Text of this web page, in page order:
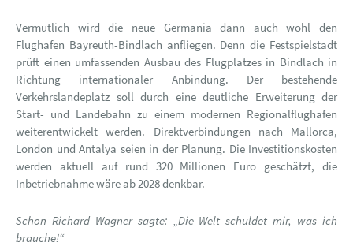
Vermutlich wird die neue Germania dann auch wohl den
Flughafen Bayreuth-Bindlach anfliegen. Denn die Festspielstadt
prüft einen umfassenden Ausbau des Flugplatzes in Bindlach in
Richtung internationaler Anbindung. Der bestehende
Verkehrslandeplatz soll durch eine deutliche Erweiterung der
Start- und Landebahn zu einem modernen Regionalflughafen
weiterentwickelt werden. Direktverbindungen nach Mallorca,
London und Antalya seien in der Planung. Die Investitionskosten
werden aktuell auf rund 320 Millionen Euro geschätzt, die
Inbetriebnahme wäre ab 2028 denkbar.
Schon Richard Wagner sagte: „Die Welt schuldet mir, was ich
brauche!“